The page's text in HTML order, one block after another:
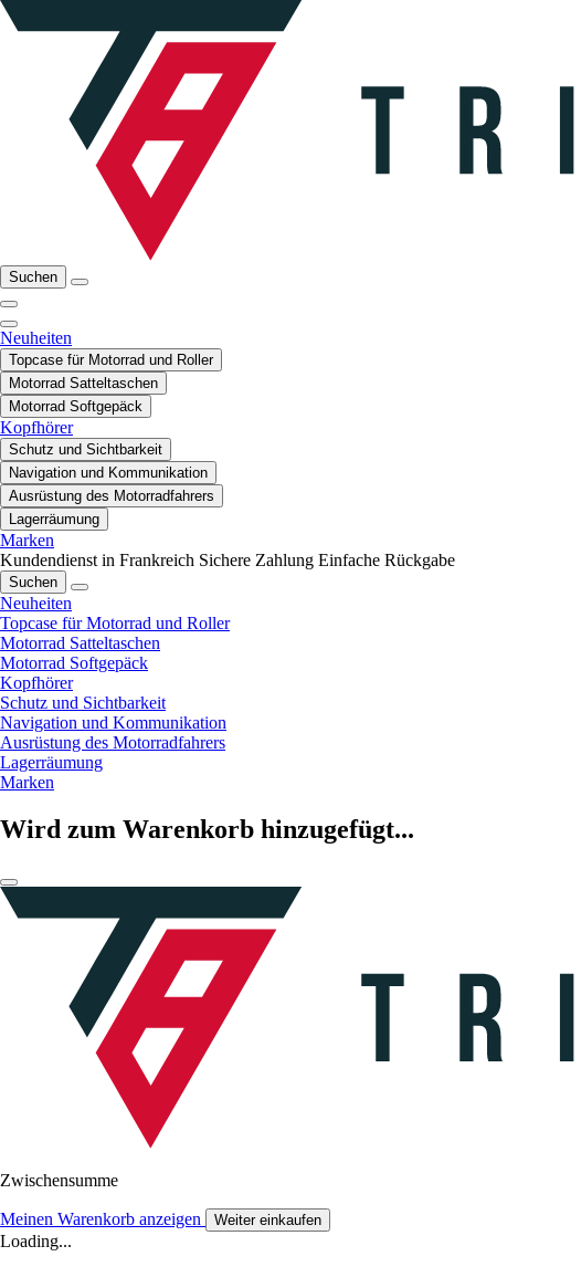
Suchen
Neuheiten
Topcase für Motorrad und Roller
Motorrad Satteltaschen
Motorrad Softgepäck
Kopfhörer
Schutz und Sichtbarkeit
Navigation und Kommunikation
Ausrüstung des Motorradfahrers
Lagerräumung
Marken
Kundendienst in Frankreich Sichere Zahlung Einfache Rückgabe
Suchen
Neuheiten
Topcase für Motorrad und Roller
Motorrad Satteltaschen
Motorrad Softgepäck
Kopfhörer
Schutz und Sichtbarkeit
Navigation und Kommunikation
Ausrüstung des Motorradfahrers
Lagerräumung
Marken
Wird zum Warenkorb hinzugefügt...
Zwischensumme
Meinen Warenkorb anzeigen Weiter einkaufen
Loading...